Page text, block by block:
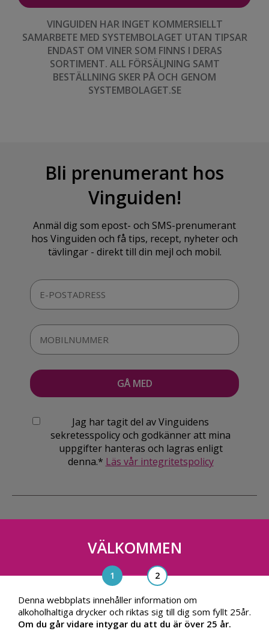
VINGUIDEN HAR INGET KOMMERSIELLT
SAMARBETE MED SYSTEMBOLAGET UTAN TIPSAR
ENDAST OM VINER SOM FINNS I DERAS
SORTIMENT. ALL FÖRSÄLJNING SAMT
BESTÄLLNING SKER PÅ OCH GENOM
SYSTEMBOLAGET.SE
Bli prenumerant hos
Vinguiden!
Anmäl dig som epost- och SMS-prenumerant
hos Vinguiden och få tips, recept, nyheter och
tävlingar - direkt till din mejl och mobil.
Jag har tagit del av Vinguidens
sekretesspolicy och godkänner att mina
uppgifter hanteras och lagras enligt
denna.* Läs vår integritetspolicy
Vinguiden Nordic AB
Blasieholmsgatan 4A, 111 48, Stockholm
info@vinguiden.com
VÄLKOMMEN
Denna webbplats innehåller information om
alkoholhaltiga drycker och riktas sig till dig som fyllt 25år.
Om du går vidare intygar du att du är över 25 år.